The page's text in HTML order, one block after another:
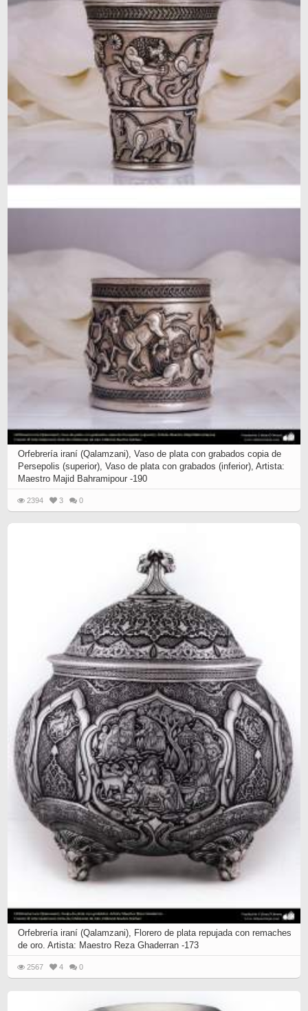
Orfebrería iraní (Qalamzani), Vaso de plata con grabados copia de
Persepolis (superior), Vaso de plata con grabados (inferior), Artista:
Maestro Majid Bahramipour -190
2394 3 0
Orfebrería iraní (Qalamzani), Florero de plata repujada con remaches
de oro. Artista: Maestro Reza Ghaderran -173
2567 4 0